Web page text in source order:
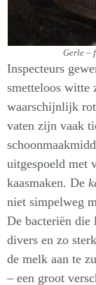
Gerle –
Inspecteurs
smetteloos witte
waarschijnlijk
vaten zijn vaak
uitgespoeld met
kaasmaken. De
niet simpelweg
De bacteriën die
divers en zo
de melk aan te
– een groot